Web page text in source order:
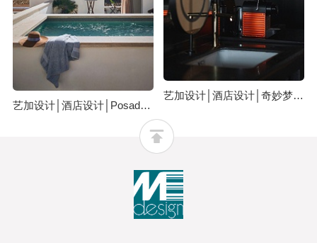
艺加设计│酒店设计│Posada Terra Santa酒店：设计灵感传统、后奢华、慢设计，以及层次
艺加设计│酒店设计│奇妙梦幻酒店：采用黑匣子的主题理念设计